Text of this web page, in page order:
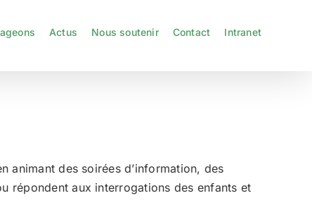
Actus Nous soutenir Contact Intranet
animant des soirées d’information, des
répondent aux interrogations des enfants et